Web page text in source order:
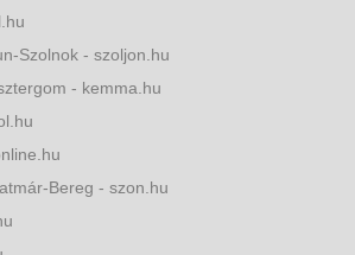
Szolnok - szoljon.hu
- kemma.hu
Bereg - szon.hu